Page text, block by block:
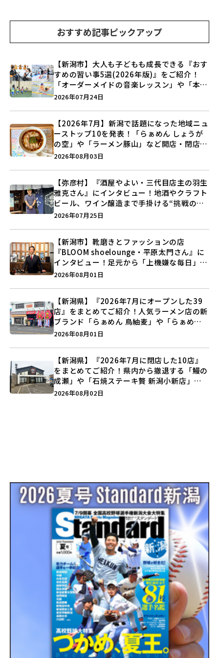
おすすめ記事ピックアップ
【新潟市】大人も子どもも成長できる『おす
すめの習い事5選(2026年版)』をご紹介！
「オーダーメイドの音楽レッスン」や「本格
キックボクシング」で新しい自分を見つけよ
2026年07月24日
【2026年7月】新潟で話題になった地域ニュ
ーストップ10を発表！「らぁめん しょうが
の空」や「ラーメン豚山」など開店・閉店の
注目記事をランキングでご紹介♪
2026年08月03日
【弥彦村】『酒屋やよい・三代目店主の羽生
雅克さん』にインタビュー！地酒やクラフト
ビール、ワイン醸造まで手掛ける“挑戦の歴
史”に迫る♪
2026年07月25日
【新潟市】靴磨きとファッションの店
『BLOOM shoelounge・平原太門さん』に
インタビュー！足元から「上機嫌な毎日」を
つくる装いの提案とは？
2026年08月01日
【新潟県】『2026年7月にオープンした39
店』をまとめてご紹介！人気ラーメン店の新
ブランド「らぁめん 鳥紬麦」や「らぁめん
しょうがの空」など盛りだくさん♪
2026年08月01日
【新潟県】『2026年7月に閉店した10店』
をまとめてご紹介！県内から撤退する「鰻の
成瀬」や「石焼ステーキ贅 新潟小新店」が
営業に幕…。
2026年08月02日